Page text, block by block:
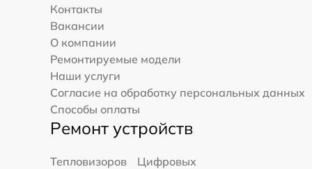
Контакты
Вакансии
О компании
Ремонтируемые модели
Наши услуги
Согласие на обработку персональных данных
Способы оплаты
Ремонт устройств
Тепловизоров
Цифровых